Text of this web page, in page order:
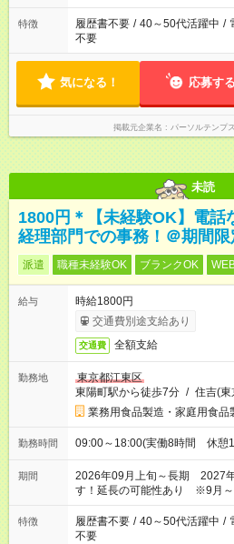
特徴 履歴書不要 / 40～50代活躍中 /
不要
気になる！ 応募する
掲載元企業名 パーソルテンプ
未読
1800円＊【未経験OK】電話
経理部門での事務！＠期間限
派遣 職種未経験OK ブランクOK
給与
時給1800円
交通費別途支給あり
交通費 全額支給
勤務地
東京都江東区
東陽町駅から徒歩7分 / 住吉(東
業務用食品製造・家庭用食品
勤務時間 09:00～18:00(実働8時間 休憩
期間
2026年09月上旬～長期 2027
す！延長の可能性あり ※9月～
特徴 履歴書不要 / 40～50代活躍中 /
不要